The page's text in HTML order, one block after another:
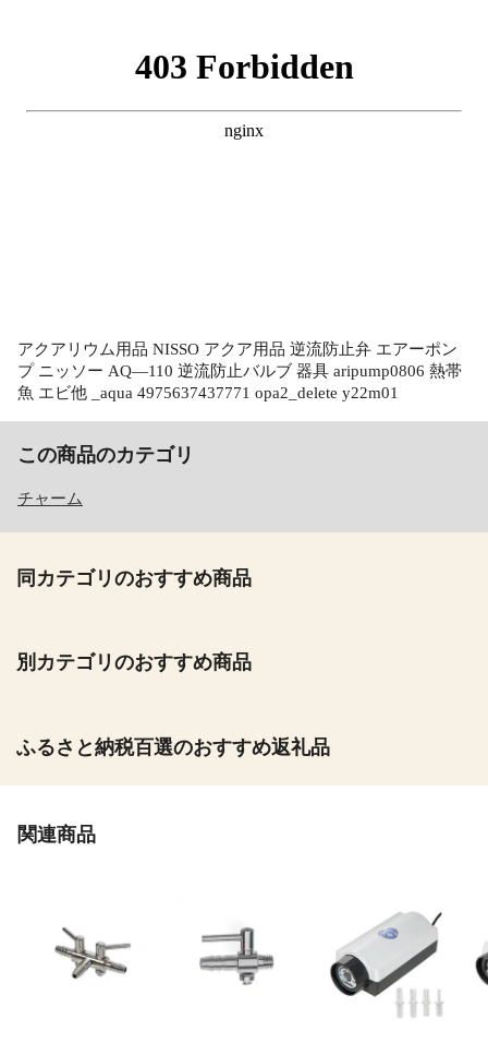
アクアリウム用品 NISSO アクア用品 逆流防止弁 エアーポン
プ ニッソー AQ―110 逆流防止バルブ 器具 aripump0806 熱帯
魚 エビ他 _aqua 4975637437771 opa2_delete y22m01
この商品のカテゴリ
チャーム
同カテゴリのおすすめ商品
別カテゴリのおすすめ商品
ふるさと納税百選のおすすめ返礼品
関連商品